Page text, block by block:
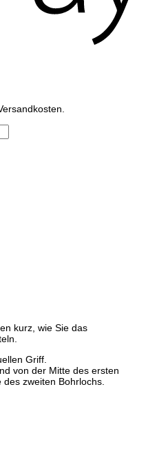
kurz, wie Sie das
Griff.
von der Mitte des ersten
zweiten Bohrlochs.